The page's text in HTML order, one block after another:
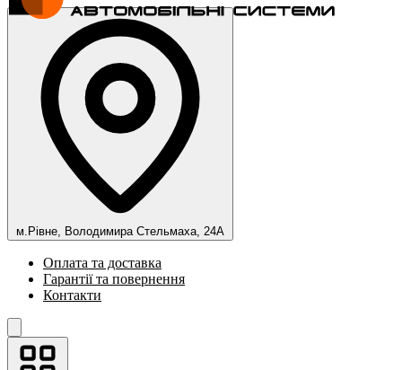
м.Рівне, Володимира Стельмаха, 24А
Оплата та доставка
Гарантії та повернення
Контакти